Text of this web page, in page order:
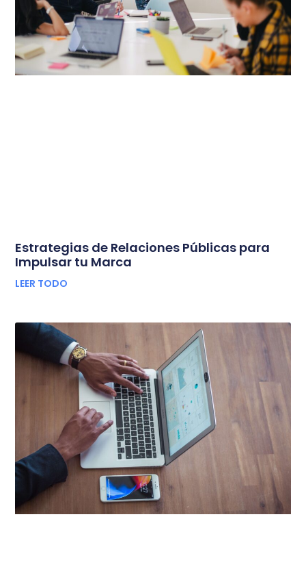
Estrategias de Relaciones Públicas para
Impulsar tu Marca
LEER TODO